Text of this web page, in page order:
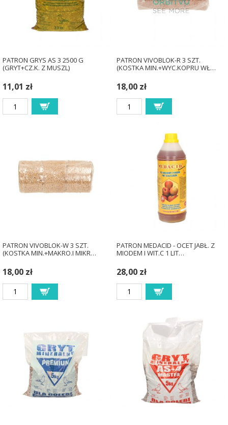
PATRON GRYS AS 3 2500 G
(GRYT+CZ.K. Z MUSZL)
11,01 zł
PATRON VIVOBLOK-R 3 SZT.
(KOSTKA MIN.+WYC.KOPRU WŁ…
18,00 zł
PATRON VIVOBLOK-W 3 SZT.
(KOSTKA MIN.+MAKRO.I MIKR…
18,00 zł
PATRON MEDACID - OCET JABŁ. Z
MIODEM I WIT.C 1 LIT…
28,00 zł